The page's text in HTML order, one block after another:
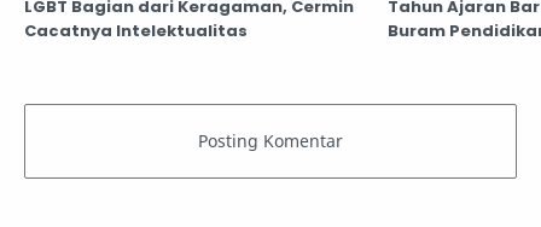
LGBT Bagian dari Keragaman, Cermin
Cacatnya Intelektualitas
Tahun Ajaran
Buram